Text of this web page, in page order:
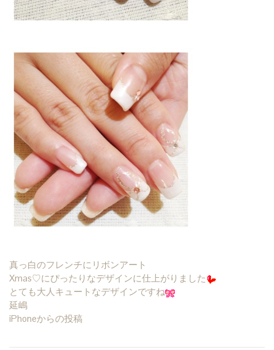
真っ白のフレンチにリボンアート
Xmas♡にぴったりなデザインに仕上がりました
とても大人キュートなデザインですね
延嶋
iPhoneからの投稿